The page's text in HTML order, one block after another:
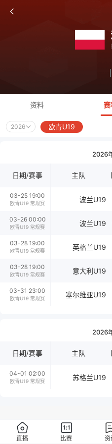
资料 赛
2026 欧青U19
2026
日期/赛事 主队
03-25 19:00
欧青U19 常规赛 波兰U19
03-26 00:00
欧青U19 常规赛 波兰U19
03-28 19:00
欧青U19 常规赛 英格兰U19
03-28 19:00
欧青U19 常规赛 意大利U19
03-31 23:00
欧青U19 常规赛 塞尔维亚U19
2026
日期/赛事 主队
04-01 02:00
欧青U19 常规赛 苏格兰U19
直播 比赛 资